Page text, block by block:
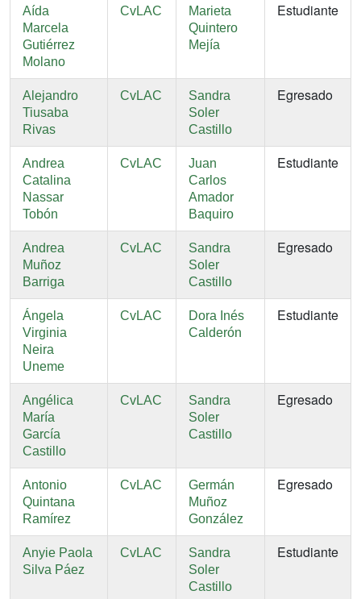
Aída
Marcela
Gutiérrez
Molano
CvLAC
Marieta
Quintero
Mejía
Estudiante
Alejandro
Tiusaba
Rivas
CvLAC
Sandra
Soler
Castillo
Egresado
Andrea
Catalina
Nassar
Tobón
CvLAC
Juan
Carlos
Amador
Baquiro
Estudiante
Andrea
Muñoz
Barriga
CvLAC
Sandra
Soler
Castillo
Egresado
Ángela
Virginia
Neira
Uneme
CvLAC
Dora Inés
Calderón
Estudiante
Angélica
María
García
Castillo
CvLAC
Sandra
Soler
Castillo
Egresado
Antonio
Quintana
Ramírez
CvLAC
Germán
Muñoz
González
Egresado
Anyie Paola
Silva Páez
CvLAC
Sandra
Soler
Castillo
Estudiante